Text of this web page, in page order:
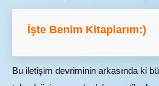
İşte Benim Kitaplarım:)
Bu iletişim devriminin arkasında ki